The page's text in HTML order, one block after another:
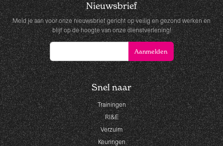
Nieuwsbrief
Meld je aan voor onze nieuwsbrief gericht op veilig en gezond werken en
blijf op de hoogte van onze dienstverlening!
Snel naar
Trainingen
RI&E
Verzuim
Keuringen